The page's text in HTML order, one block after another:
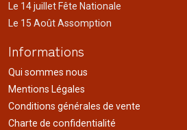
Le 14 juillet Fête Nationale
Le 15 Août Assomption
Informations
Qui sommes nous
Mentions Légales
Conditions générales de vente
Charte de confidentialité